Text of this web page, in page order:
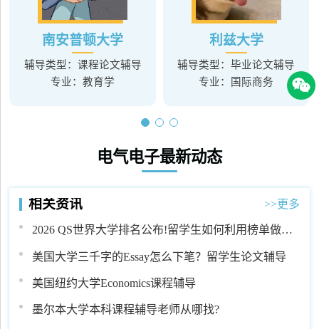
南安普顿大学
辅导类型：课程论文辅导
专业：教育学
利兹大学
辅导类型：毕业论文辅导
专业：国际商务
电气电子最新动态
相关资讯 >>更多
2026 QS世界大学排名公布!留学生如何利用榜单做好
美国大学三千字的Essay怎么下笔？留学生论文辅导
美国纽约大学Economics课程辅导
墨尔本大学本科课程辅导老师从哪找?